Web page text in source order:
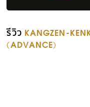
รีวิว KANGZEN-
(ADVANCE)